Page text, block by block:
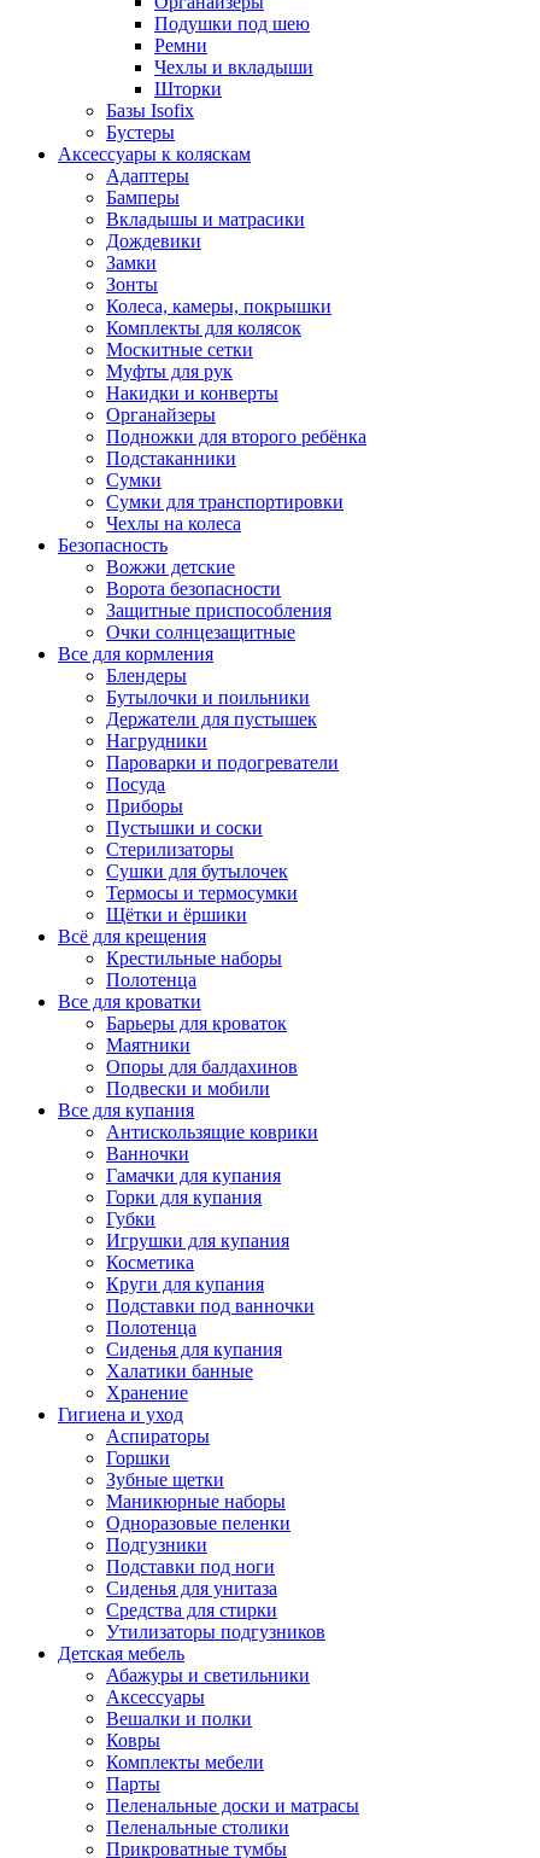
Подушки под шею
Ремни
Чехлы и вкладыши
Шторки
Базы Isofix
Бустеры
Аксессуары к коляскам
Адаптеры
Бамперы
Вкладышы и матрасики
Дождевики
Замки
Зонты
Колеса, камеры, покрышки
Комплекты для колясок
Москитные сетки
Муфты для рук
Накидки и конверты
Органайзеры
Подножки для второго ребёнка
Подстаканники
Сумки
Сумки для транспортировки
Чехлы на колеса
Безопасность
Вожжи детские
Ворота безопасности
Защитные приспособления
Очки солнцезащитные
Все для кормления
Блендеры
Бутылочки и поильники
Держатели для пустышек
Нагрудники
Пароварки и подогреватели
Посуда
Приборы
Пустышки и соски
Стерилизаторы
Сушки для бутылочек
Термосы и термосумки
Щётки и ёршики
Всё для крещения
Крестильные наборы
Полотенца
Все для кроватки
Барьеры для кроваток
Маятники
Опоры для балдахинов
Подвески и мобили
Все для купания
Антискользящие коврики
Ванночки
Гамачки для купания
Горки для купания
Губки
Игрушки для купания
Косметика
Круги для купания
Подставки под ванночки
Полотенца
Сиденья для купания
Халатики банные
Хранение
Гигиена и уход
Аспираторы
Горшки
Зубные щетки
Маникюрные наборы
Одноразовые пеленки
Подгузники
Подставки под ноги
Сиденья для унитаза
Средства для стирки
Утилизаторы подгузников
Детская мебель
Абажуры и светильники
Аксессуары
Вешалки и полки
Ковры
Комплекты мебели
Парты
Пеленальные доски и матрасы
Пеленальные столики
Прикроватные тумбы